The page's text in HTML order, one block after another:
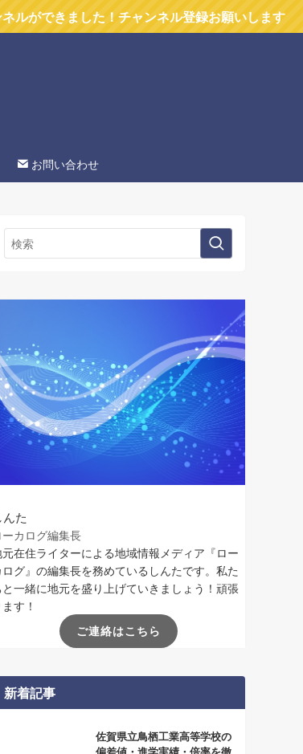
チャンネル登録お願いします
お問い合わせ
んた
ーカログ編集長
在住ライターによる地域情報メディア『ロー
ログ』の編集長を務めているしんたです。私た
と一緒に地元を盛り上げていきましょう！頑張
ます！
ご連絡はこちら
新着記事
佐賀県立鳥栖工業高等学校の
偏差値・進学実績・倍率を徹